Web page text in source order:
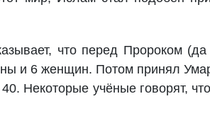
что перед Пророком (да
и 6 женщин. Потом принял
Некоторые учёные говорят,